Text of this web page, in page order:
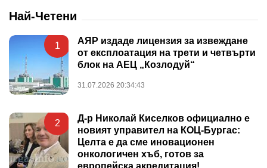
Най-Четени
1
АЯР издаде лицензия за извеждане
от експлоатация на трети и четвърти
блок на АЕЦ „Козлодуй“
31.07.2026 20:34:43
2
Д-р Николай Киселков официално е
новият управител на КОЦ-Бургас:
Целта е да сме иновационен
онкологичен хъб, готов за
европейска акредитация!